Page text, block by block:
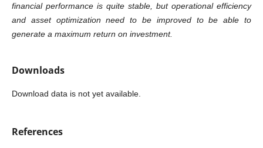
financial performance is quite stable, but operational efficiency
and asset optimization need to be improved to be able to
generate a maximum return on investment.
Downloads
Download data is not yet available.
References